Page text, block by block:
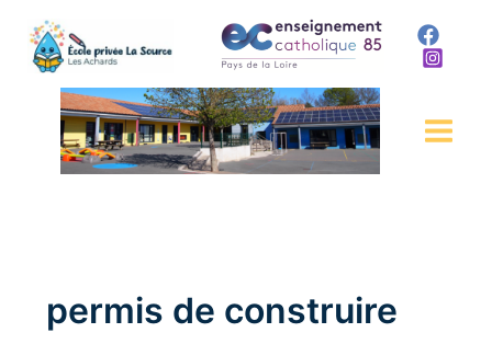
contenu
permis de construire